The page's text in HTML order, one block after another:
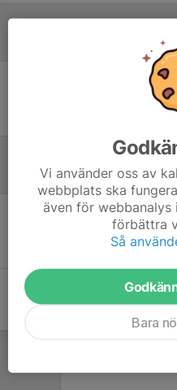
Ingen
Referat
Inget
Vi använder oss av
webbplats ska
även för
förbättra
Så
Bara